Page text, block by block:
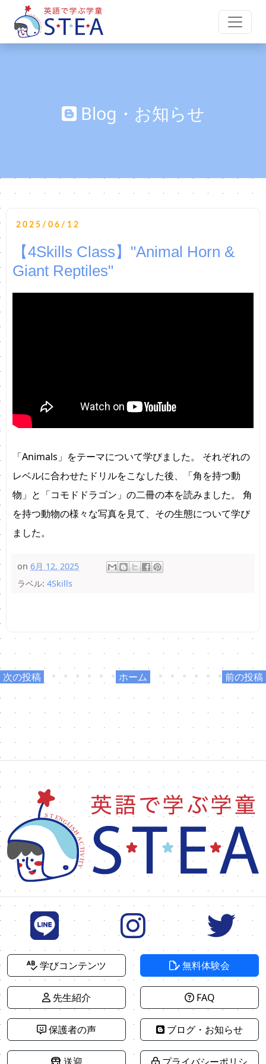
Blog・お知らせ
2025/06/12
【4Skills Class】"Animal Horn &
Giant Reptiles"
「Animals」をテーマについて学びました。 それぞれの
レベルに合わせたドリルをこなした後、「角を持つ動
物」と「コモドドラゴン」の二冊の本を読みました。 角
を持つ動物の様々な写真を見て、その生態について学び
ました。
on 6月 12, 2025
ラベル: 4Skills
次の投稿 前の投稿
ホーム
学びコンテンツ
先生紹介
保護者の声
無料体験会
FAQ
ブログ・お知らせ